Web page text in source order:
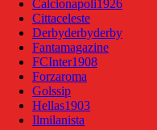
Calcionapoli1926
Cittaceleste
Derbyderbyderby
Fantamagazine
FCInter1908
Forzaroma
Golssip
Hellas1903
Ilmilanista